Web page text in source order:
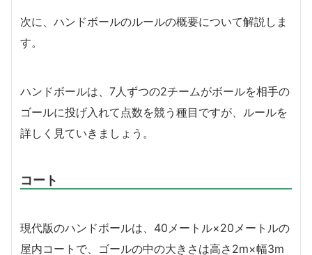
次に、ハンドボールのルールの概要について解説しま
す。
ハンドボールは、7人ずつの2チームがボールを相手の
ゴールに投げ入れて点数を競う種目ですが、ルールを
詳しく見ていきましょう。
コート
現代版のハンドボールは、40メートル×20メートルの
屋内コートで、ゴールの中の大きさは高さ2m×幅3m